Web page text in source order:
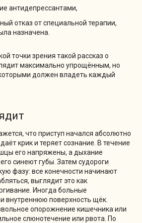
антидепрессантами,
отказ от специальной терапии,
назначена.
точки зрения такой рассказ о
максимально упрощённым, но
должен владеть каждый
что приступ начался абсолютно
крик и теряет сознание. В течение
его напряжены, а дыхание
синеют губы. Затем судороги
фазу: все конечности начинают
выглядит это как
Иногда больные
внутреннюю поверхность щёк.
опорожнение кишечника или
слюнотечение или рвота. По